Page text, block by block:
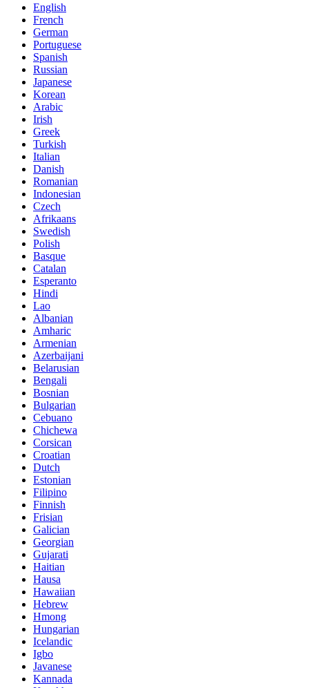
English
French
German
Portuguese
Spanish
Russian
Japanese
Korean
Arabic
Irish
Greek
Turkish
Italian
Danish
Romanian
Indonesian
Czech
Afrikaans
Swedish
Polish
Basque
Catalan
Esperanto
Hindi
Lao
Albanian
Amharic
Armenian
Azerbaijani
Belarusian
Bengali
Bosnian
Bulgarian
Cebuano
Chichewa
Corsican
Croatian
Dutch
Estonian
Filipino
Finnish
Frisian
Galician
Georgian
Gujarati
Haitian
Hausa
Hawaiian
Hebrew
Hmong
Hungarian
Icelandic
Igbo
Javanese
Kannada